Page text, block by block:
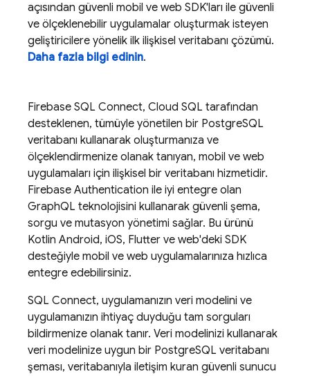
açısından güvenli mobil ve web SDK'ları ile güvenli
ve ölçeklenebilir uygulamalar oluşturmak isteyen
geliştiricilere yönelik ilk ilişkisel veritabanı çözümü.
Daha fazla bilgi edinin.
Firebase SQL Connect, Cloud SQL tarafından
desteklenen, tümüyle yönetilen bir PostgreSQL
veritabanı kullanarak oluşturmanıza ve
ölçeklendirmenize olanak tanıyan, mobil ve web
uygulamaları için ilişkisel bir veritabanı hizmetidir.
Firebase Authentication ile iyi entegre olan
GraphQL teknolojisini kullanarak güvenli şema,
sorgu ve mutasyon yönetimi sağlar. Bu ürünü
Kotlin Android, iOS, Flutter ve web'deki SDK
desteğiyle mobil ve web uygulamalarınıza hızlıca
entegre edebilirsiniz.
SQL Connect, uygulamanızın veri modelini ve
uygulamanızın ihtiyaç duyduğu tam sorguları
bildirmenize olanak tanır. Veri modelinizi kullanarak
veri modelinize uygun bir PostgreSQL veritabanı
şeması, veritabanıyla iletişim kuran güvenli sunucu